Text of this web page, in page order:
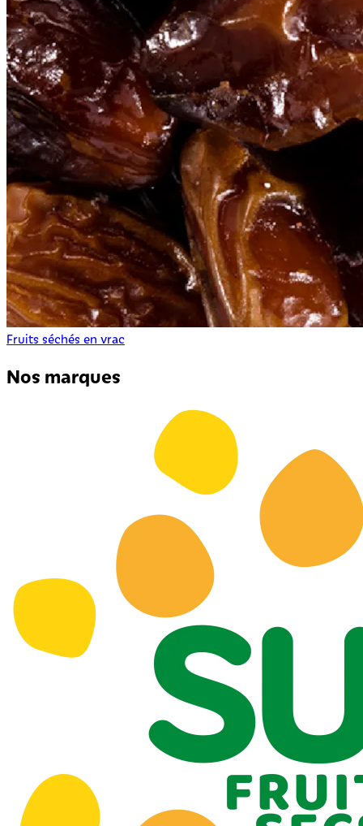
Fruits séchés en vrac
Nos marques